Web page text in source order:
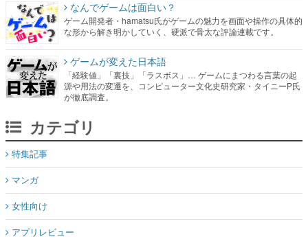
なんでゲームは面白い？
ゲーム開発者・hamatsu氏がゲームの魅力を画面や操作の具体的
な形から解き明かしていく、硬派で骨太な評論連載です。
ゲームが変えた日本語
「経験値」「裏技」「ラスボス」… ゲームにまつわる言葉の起
源や用法の変遷を、コンピューター文化史研究家・タイニーP氏
が徹底調査。
カテゴリ
特集記事
マンガ
女性向け
アプリレビュー